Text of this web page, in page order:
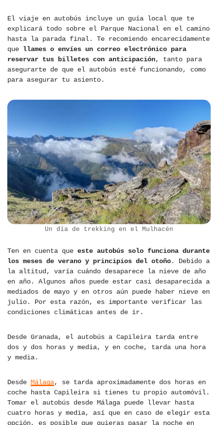
El viaje en autobús incluye un guía local que te
explicará todo sobre el Parque Nacional en el camino
hasta la parada final. Te recomiendo encarecidamente
que llames o envíes un correo electrónico para
reservar tus billetes con anticipación, tanto para
asegurarte de que el autobús esté funcionando, como
para asegurar tu asiento.
Un día de trekking en el Mulhacén
Ten en cuenta que este autobús solo funciona durante
los meses de verano y principios del otoño. Debido a
la altitud, varía cuándo desaparece la nieve de año
en año. Algunos años puede estar casi desaparecida a
mediados de mayo y en otros aún puede haber nieve en
julio. Por esta razón, es importante verificar las
condiciones climáticas antes de ir.
Desde Granada, el autobús a Capileira tarda entre
dos y dos horas y media, y en coche, tarda una hora
y media.
Desde Málaga, se tarda aproximadamente dos horas en
coche hasta Capileira si tienes tu propio automóvil.
Tomar el autobús desde Málaga puede llevar hasta
cuatro horas y media, así que en caso de elegir esta
opción, es posible que quieras pasar la noche en